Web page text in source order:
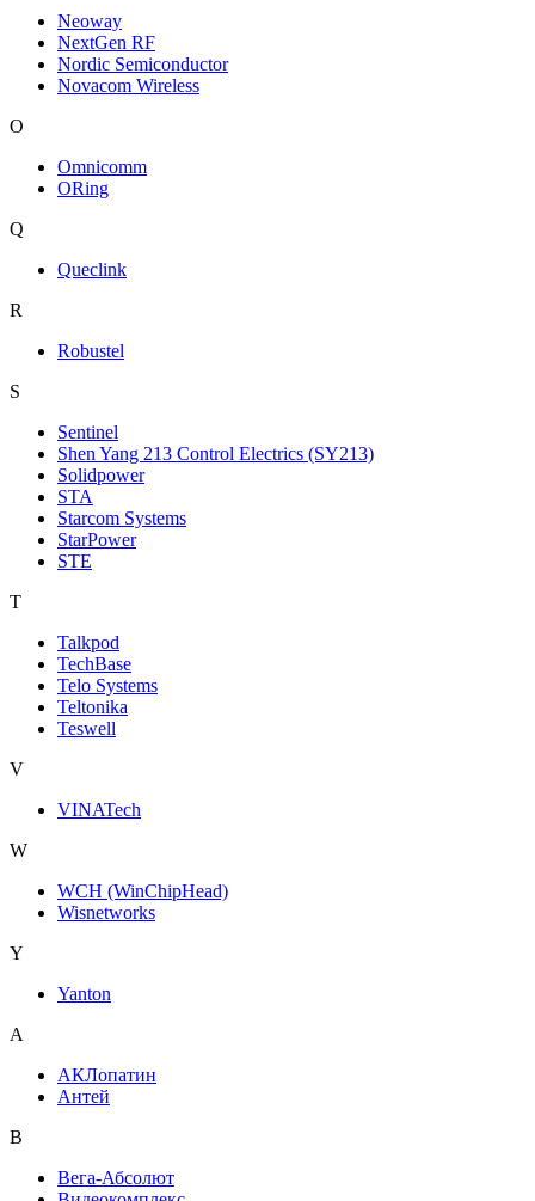
Neoway
NextGen RF
Nordic Semiconductor
Novacom Wireless
O
Omnicomm
ORing
Q
Queclink
R
Robustel
S
Sentinel
Shen Yang 213 Control Electrics (SY213)
Solidpower
STA
Starcom Systems
StarPower
STE
T
Talkpod
TechBase
Telo Systems
Teltonika
Teswell
V
VINATech
W
WCH (WinChipHead)
Wisnetworks
Y
Yanton
А
АКЛопатин
Антей
В
Вега-Абсолют